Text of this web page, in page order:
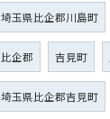
埼玉県比企郡川島町
比企郡 吉見町
埼玉県比企郡吉見町